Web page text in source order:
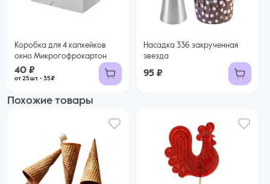
Коробка для 4 капкейков
окно Микрогофрокартон
40 ₽
от 25 шт. - 35 ₽
Купить оптом
Насадка 336 закрученная
звезда
95 ₽
Похожие товары